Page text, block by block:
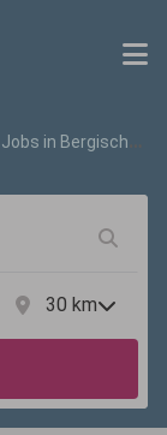
Jobs in Bergisch
30 km